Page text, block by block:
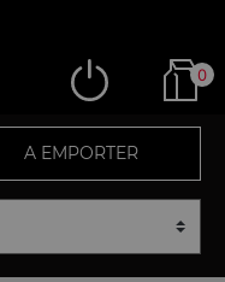
0
A EMPORTER